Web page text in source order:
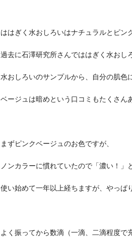
ははぎく水おしろいはナチュラルとピン
過去に石澤研究所さんでははぎく水おし
水おしろいのサンプルから、自分の肌色
ベージュは暗めという口コミもたくさん
まずピンクベージュのお色ですが、
ノンカラーに慣れていたので「濃い！」
使い始めて一年以上経ちますが、やっぱ
よく振ってから数滴（一滴、二滴程度で